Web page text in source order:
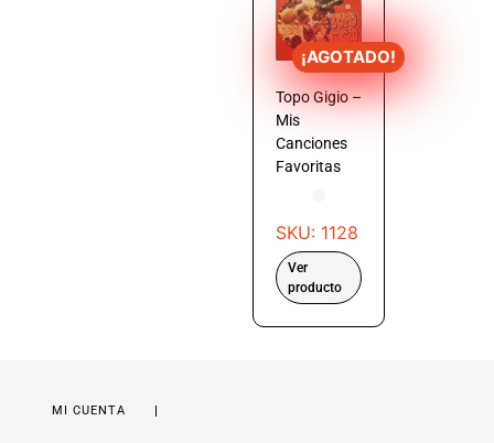
¡AGOTADO!
Topo Gigio –
Mis
Canciones
Favoritas
SKU: 1128
Ver
producto
MI CUENTA